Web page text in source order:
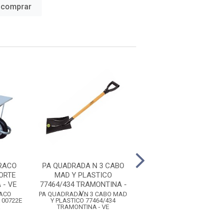
- VE
00722E
PA QUADRADA N 3 CABO
MAD Y PLASTICO
77464/434 TRAMONTINA -
V...
PA QUADRADA N 3 CABO MAD
Y PLASTICO 77464/434
TRAMONTINA - VE